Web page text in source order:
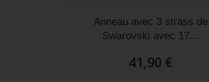
Anneau avec 3 strass de
Swarovski avec 17...
41,90 €